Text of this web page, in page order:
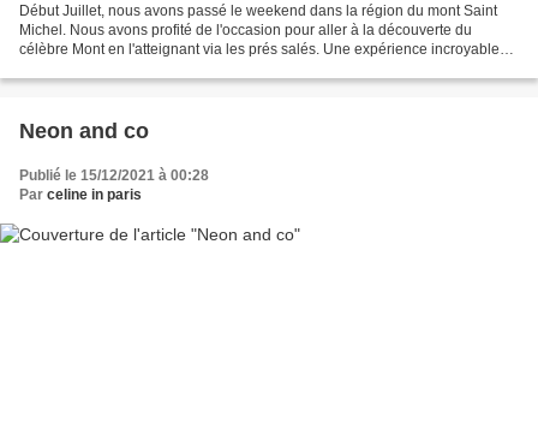
Début Juillet, nous avons passé le weekend dans la région du mont Saint
Michel. Nous avons profité de l'occasion pour aller à la découverte du
célèbre Mont en l'atteignant via les prés salés. Une expérience incroyable
Neon and co
Publié le 15/12/2021 à 00:28
Par celine in paris